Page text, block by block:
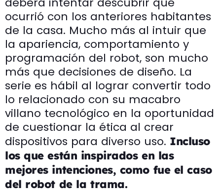
ocurrió con los anteriores habitantes
de la casa. Mucho más al intuir que
la apariencia, comportamiento y
programación del robot, son mucho
más que decisiones de diseño. La
serie es hábil al lograr convertir todo
lo relacionado con su macabro
villano tecnológico en la oportunidad
de cuestionar la ética al crear
dispositivos para diverso uso. Incluso
los que están inspirados en las
mejores intenciones, como fue el caso
del robot de la trama.